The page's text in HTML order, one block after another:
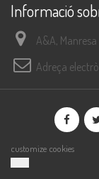
Informació
A&A, Manresa
Adreça
customize cookies